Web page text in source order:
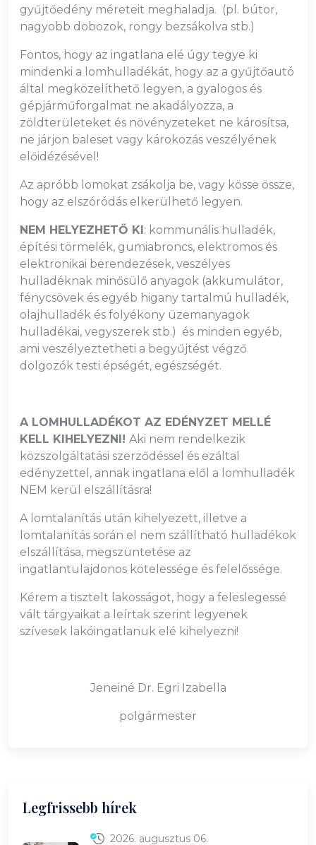
gyűjtőedény méreteit meghaladja. (pl. bútor,
nagyobb dobozok, rongy bezsákolva stb.)
Fontos, hogy az ingatlana elé úgy tegye ki
mindenki a lomhulladékát, hogy az a gyűjtőautó
által megközelíthető legyen, a gyalogos és
gépjárműforgalmat ne akadályozza, a
zöldterületeket és növényzeteket ne károsítsa,
ne járjon baleset vagy károkozás veszélyének
előidézésével!
Az apróbb lomokat zsákolja be, vagy kösse össze,
hogy az elszóródás elkerülhető legyen.
NEM HELYEZHETŐ KI: kommunális hulladék,
építési törmelék, gumiabroncs, elektromos és
elektronikai berendezések, veszélyes
hulladéknak minősülő anyagok (akkumulátor,
fénycsövek és egyéb higany tartalmú hulladék,
olajhulladék és folyékony üzemanyagok
hulladékai, vegyszerek stb.) és minden egyéb,
ami veszélyeztetheti a begyűjtést végző
dolgozók testi épségét, egészségét.
A LOMHULLADÉKOT AZ EDÉNYZET MELLÉ
KELL KIHELYEZNI! Aki nem rendelkezik
közszolgáltatási szerződéssel és ezáltal
edényzettel, annak ingatlana elől a lomhulladék
NEM kerül elszállításra!
A lomtalanítás után kihelyezett, illetve a
lomtalanítás során el nem szállítható hulladékok
elszállítása, megszüntetése az
ingatlantulajdonos kötelessége és felelőssége.
Kérem a tisztelt lakosságot, hogy a feleslegessé
vált tárgyaikat a leírtak szerint legyenek
szívesek lakóingatlanuk elé kihelyezni!
Jeneiné Dr. Egri Izabella
polgármester
Legfrissebb hírek
2026. augusztus 06.